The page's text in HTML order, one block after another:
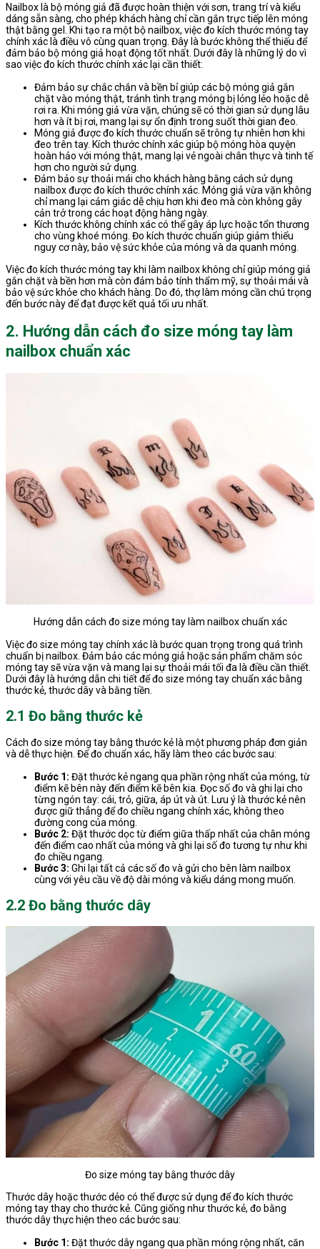
Nailbox là bộ móng giả đã được hoàn thiện với sơn, trang trí và kiểu
dáng sẵn sàng, cho phép khách hàng chỉ cần gắn trực tiếp lên móng
thật bằng gel. Khi tạo ra một bộ nailbox, việc đo kích thước móng tay
chính xác là điều vô cùng quan trọng. Đây là bước không thể thiếu để
đảm bảo bộ móng giả hoạt động tốt nhất. Dưới đây là những lý do vì
sao việc đo kích thước chính xác lại cần thiết:
Đảm bảo sự chắc chắn và bền bỉ giúp các bộ móng giả gắn
chặt vào móng thật, tránh tình trạng móng bị lỏng lẻo hoặc dễ
rơi ra. Khi móng giả vừa vặn, chúng sẽ có thời gian sử dụng lâu
hơn và ít bị rơi, mang lại sự ổn định trong suốt thời gian đeo.
Móng giả được đo kích thước chuẩn sẽ trông tự nhiên hơn khi
đeo trên tay. Kích thước chính xác giúp bộ móng hòa quyện
hoàn hảo với móng thật, mang lại vẻ ngoài chân thực và tinh tế
hơn cho người sử dụng.
Đảm bảo sự thoải mái cho khách hàng bằng cách sử dụng
nailbox được đo kích thước chính xác. Móng giả vừa vặn không
chỉ mang lại cảm giác dễ chịu hơn khi đeo mà còn không gây
cản trở trong các hoạt động hàng ngày.
Kích thước không chính xác có thể gây áp lực hoặc tổn thương
cho vùng khoé móng. Đo kích thước chuẩn giúp giảm thiểu
nguy cơ này, bảo vệ sức khỏe của móng và da quanh móng.
Việc đo kích thước móng tay khi làm nailbox không chỉ giúp móng giả
gắn chặt và bền hơn mà còn đảm bảo tính thẩm mỹ, sự thoải mái và
bảo vệ sức khỏe cho khách hàng. Do đó, thợ làm móng cần chú trọng
đến bước này để đạt được kết quả tối ưu nhất.
2. Hướng dẫn cách đo size móng tay làm
nailbox chuẩn xác
Hướng dẫn cách đo size móng tay làm nailbox chuẩn xác
Việc đo size móng tay chính xác là bước quan trọng trong quá trình
chuẩn bị nailbox. Đảm bảo các móng giả hoặc sản phẩm chăm sóc
móng tay sẽ vừa vặn và mang lại sự thoải mái tối đa là điều cần thiết.
Dưới đây là hướng dẫn chi tiết để đo size móng tay chuẩn xác bằng
thước kẻ, thước dây và bằng tiền.
2.1 Đo bằng thước kẻ
Cách đo size móng tay bằng thước kẻ là một phương pháp đơn giản
và dễ thực hiện. Để đo chuẩn xác, hãy làm theo các bước sau:
Bước 1: Đặt thước kẻ ngang qua phần rộng nhất của móng, từ
điểm kẽ bên này đến điểm kẽ bên kia. Đọc số đo và ghi lại cho
từng ngón tay: cái, trỏ, giữa, áp út và út. Lưu ý là thước kẻ nên
được giữ thẳng để đo chiều ngang chính xác, không theo
đường cong của móng.
Bước 2: Đặt thước dọc từ điểm giữa thấp nhất của chân móng
đến điểm cao nhất của móng và ghi lại số đo tương tự như khi
đo chiều ngang.
Bước 3: Ghi lại tất cả các số đo và gửi cho bên làm nailbox
cùng với yêu cầu về độ dài móng và kiểu dáng mong muốn.
2.2 Đo bằng thước dây
Đo size móng tay bằng thước dây
Thước dây hoặc thước dẻo có thể được sử dụng để đo kích thước
móng tay thay cho thước kẻ. Cũng giống như thước kẻ, đo bằng
thước dây thực hiện theo các bước sau:
Bước 1: Đặt thước dây ngang qua phần móng rộng nhất, căn